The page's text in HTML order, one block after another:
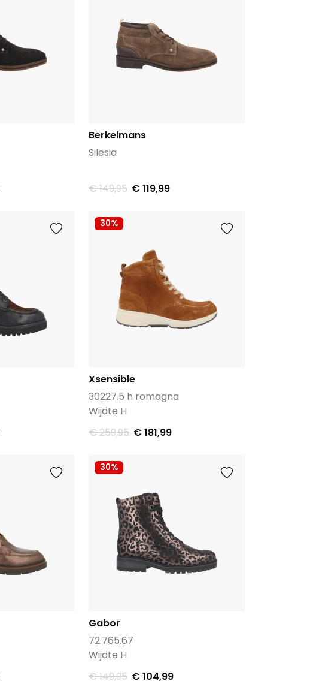
Berkelmans
Silesia
€ 149,95 € 119,99
30%
Xsensible
30227.5 h romagna
Wijdte H
€ 259,95 € 181,99
30%
Gabor
72.765.67
Wijdte H
€ 149,95 € 104,99